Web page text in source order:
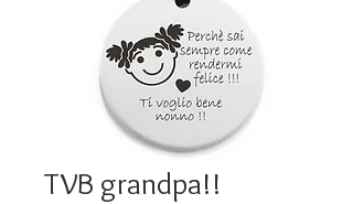
TVB grandpa!!